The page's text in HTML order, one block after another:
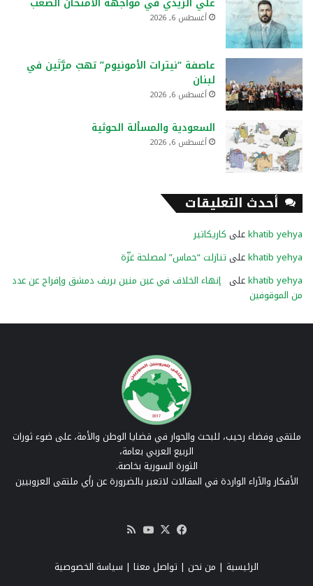
أغسطس 6, 2026
عاصفة “نيترات الأمونيوم” تهبّ مرَّتَين في
لبنان
أغسطس 6, 2026
السعودية والمسألة الحوثية
أغسطس 6, 2026
أحدث التعليقات
khatib yehyaعلى كاريكاتير
khatib yehyaعلى تنازلت “حماس” لمصلحة غزّة
khatib yehyaعلى إنهاء الخلاف في عين منين بريف دمشق وإفراج عن عدد
من الموقوفين
ملتقى وفضاء رحيب، للبحث والحوار في قضايا الوطن والأمة، على ضوء ثورات
الربيع العربي بعامة،
الثورة السورية بخاصة.
الأفكار والآراء الواردة في المقالات لاتعبر بالضرورة عن رأي ملتقى العروبيين
فيسبوك
‫X
‫YouTube
RSS
الرئيسية | من نحن | تواصل معنا | سياسة الخصوصية